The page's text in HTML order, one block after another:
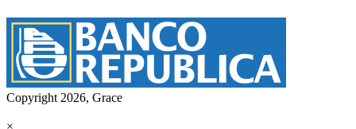
Copyright 2026, Grace
×